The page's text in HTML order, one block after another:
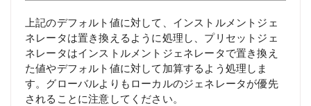
上記のデフォルト値に対して、インストルメントジェ
ネレータは置き換えるように処理し、プリセットジェ
ネレータはインストルメントジェネレータで置き換え
た値やデフォルト値に対して加算するよう処理しま
す。グローバルよりもローカルのジェネレータが優先
されることに注意してください。